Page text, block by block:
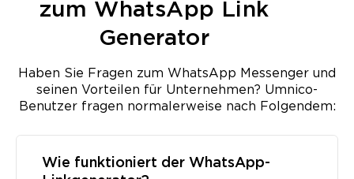
zum WhatsApp Link
Generator
Haben Sie Fragen zum WhatsApp Messenger und
seinen Vorteilen für Unternehmen? Umnico-
Benutzer fragen normalerweise nach Folgendem:
Wie funktioniert der WhatsApp-